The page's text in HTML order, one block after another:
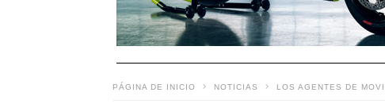
PÁGINA DE INICIO NOTICIAS LOS AGENTES DE